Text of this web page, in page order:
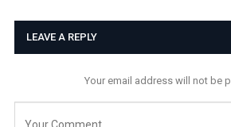
LEAVE A REPLY
Your email address will not be